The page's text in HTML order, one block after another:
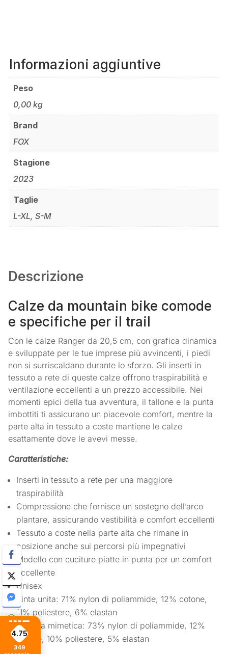
Informazioni aggiuntive
Peso
0,00 kg
Brand
FOX
Stagione
2023
Taglie
L-XL, S-M
Descrizione
Calze da mountain bike comode
e specifiche per il trail
Con le calze Ranger da 20,5 cm, con grafica dinamica
e sviluppate per le tue imprese più avvincenti, i piedi
non si surriscaldano durante lo sforzo. Gli inserti in
tessuto a rete di queste calze offrono traspirabilità e
ventilazione eccellenti a un prezzo accessibile. Nei
momenti epici della tua avventura, il tallone e la punta
imbottiti ti assicurano un piacevole comfort, mentre la
parte alta in tessuto a coste mantiene le calze
esattamente dove le avevi messe.
Caratteristiche:
Inserti in tessuto a rete per una maggiore
traspirabilità
Compressione che fornisce un sostegno dell’arco
plantare, assicurando vestibilità e comfort eccellenti
Tessuto a coste nella parte alta che rimane in
posizione anche sui percorsi più impegnativi
Modello con cuciture piatte in punta per un comfort
eccellente
Unisex
Tinta unita: 71% nylon di poliammide, 12% cotone,
11% poliestere, 6% elastan
Stampa mimetica: 73% nylon di poliammide, 12%
cotone, 10% poliestere, 5% elastan
4.75
349